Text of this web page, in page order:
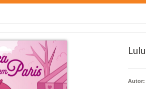
Autor: